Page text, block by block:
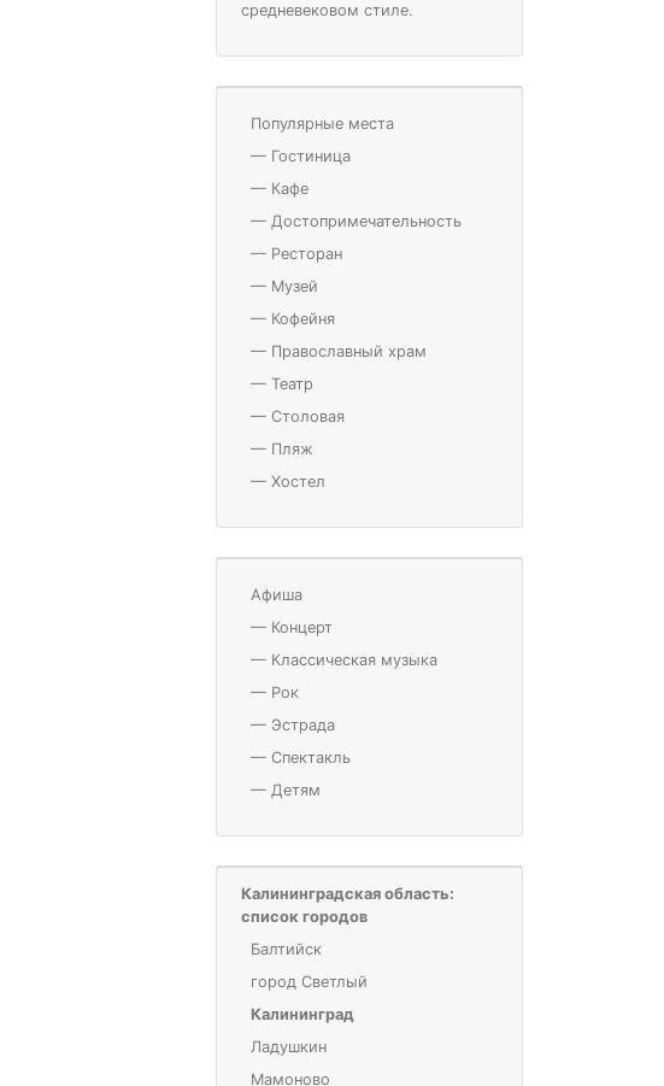
средневековом стиле.
Популярные места
— Гостиница
— Кафе
— Достопримечательность
— Ресторан
— Музей
— Кофейня
— Православный храм
— Театр
— Столовая
— Пляж
— Хостел
Афиша
— Концерт
— Классическая музыка
— Рок
— Эстрада
— Спектакль
— Детям
Калининградская область:
список городов
Балтийск
город Светлый
Калининград
Ладушкин
Мамоново